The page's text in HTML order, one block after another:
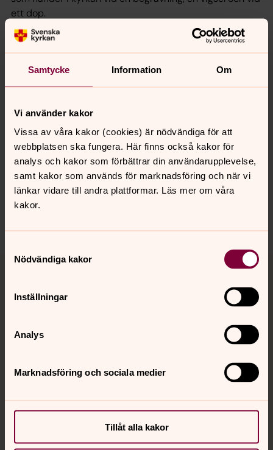
Samtycke Information Om
Vi använder kakor
Vissa av våra kakor (cookies) är nödvändiga för att
webbplatsen ska fungera. Här finns också kakor för
analys och kakor som förbättrar din användarupplevelse,
samt kakor som används för marknadsföring och när vi
länkar vidare till andra plattformar. Läs mer om våra
kakor.
Nödvändiga kakor
Inställningar
Analys
Marknadsföring och sociala medier
Tillåt alla kakor
ett dop.
https://www.svenskakyrkan.se/nyheter/svenska-kyrkan-
lanserar-app-for-barn
Senast ändrad 10 december 2024
Synpunkter eller frågor på sidans
innehåll?
gislaved.pastorat@svenskakyrkan.se
Tillbaka till toppen
Tillbaka till innehållet
Kalender
Hitta snabbt